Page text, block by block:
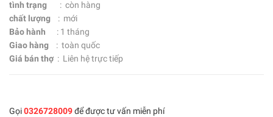
tình trạng
: còn hàng
chất lượng : mới
Bảo hành
: 1 tháng
Giao hàng : toàn quốc
Giá bán thợ : Liên hệ trực tiếp
Gọi0326728009để được tư vấn miễn phí